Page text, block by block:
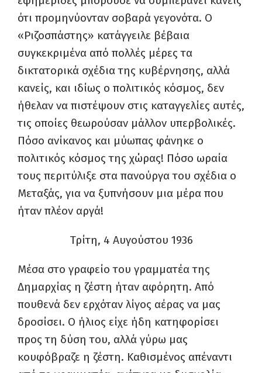
ότι προμηνύονταν σοβαρά γεγονότα. Ο
«Ριζοσπάστης» κατάγγειλε βέβαια
συγκεκριμένα από πολλές μέρες τα
δικτατορικά σχέδια της κυβέρνησης, αλλά
κανείς, και ιδίως ο πολιτικός κόσμος, δεν
ήθελαν να πιστέψουν στις καταγγελίες αυτές,
τις οποίες θεωρούσαν μάλλον υπερβολικές.
Πόσο ανίκανος και μύωπας φάνηκε ο
πολιτικός κόσμος της χώρας! Πόσο ωραία
τους περιτύλιξε στα πανούργα του σχέδια ο
Μεταξάς, για να ξυπνήσουν μια μέρα που
ήταν πλέον αργά!
Τρίτη, 4 Αυγούστου 1936
Μέσα στο γραφείο του γραμματέα της
Δημαρχίας η ζέστη ήταν αφόρητη. Από
πουθενά δεν ερχόταν λίγος αέρας να μας
δροσίσει. Ο ήλιος είχε ήδη κατηφορίσει
προς τη δύση του, αλλά γύρω μας
κουφόβραζε η ζέστη. Καθισμένος απέναντι